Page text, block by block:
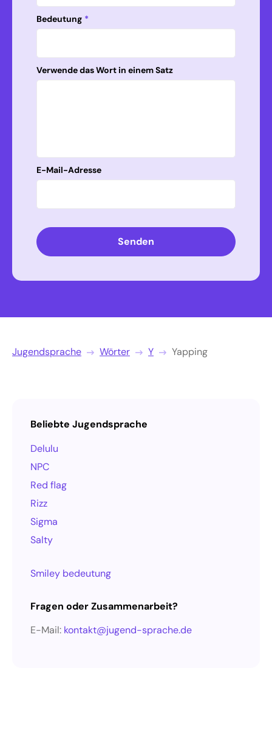
Bedeutung *
Verwende das Wort in einem Satz
E-Mail-Adresse
Senden
Jugendsprache Wörter Y Yapping
Beliebte Jugendsprache
Delulu
NPC
Red flag
Rizz
Sigma
Salty
Smiley bedeutung
Fragen oder Zusammenarbeit?
E-Mail: kontakt@jugend-sprache.de